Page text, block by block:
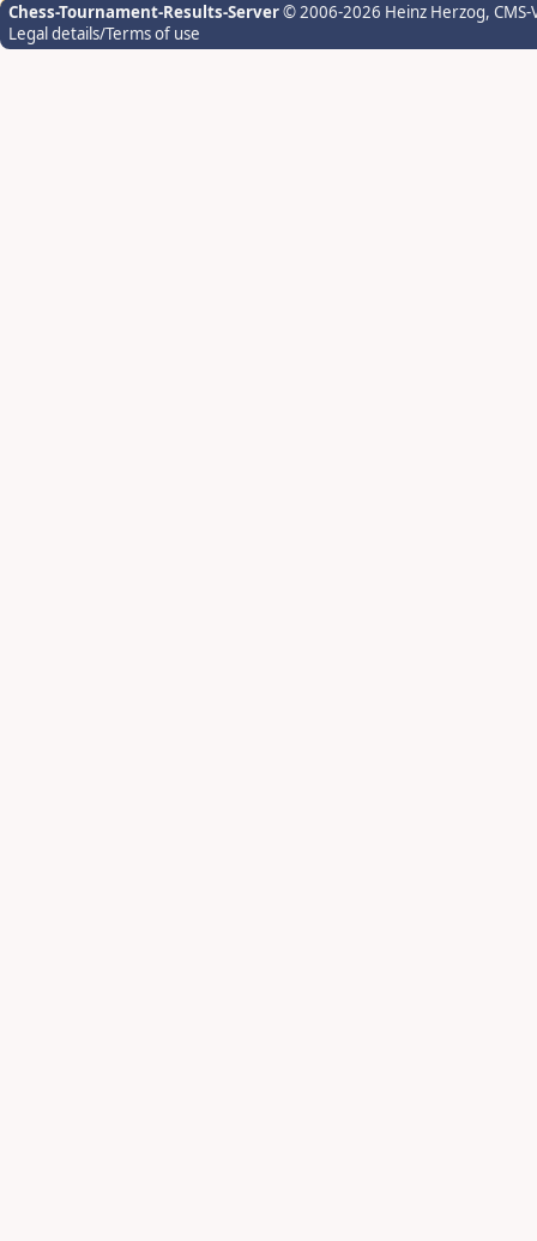
Chess-Tournament-Results-Server© 2006-2026 Heinz Herzog,
Legal details/Terms of use